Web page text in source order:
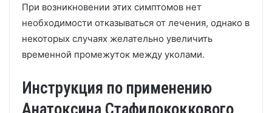
При возникновении этих симптомов нет
необходимости отказываться от лечения, однако в
некоторых случаях желательно увеличить
временной промежуток между уколами.
Инструкция по применению
Анатоксина Стафилококкового